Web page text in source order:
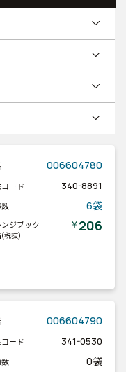
006604780
ード 340-8891
数 6袋
ジブック
(税抜)
￥206
006604790
ード 341-0530
数 0袋